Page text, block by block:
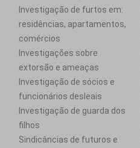
Investigação de furtos em:
residências, apartamentos,
comércios
Investigações sobre
extorsão e ameaças
Investigação de sócios e
funcionários desleais
Investigação de guarda dos
filhos
Sindicâncias de futuros e